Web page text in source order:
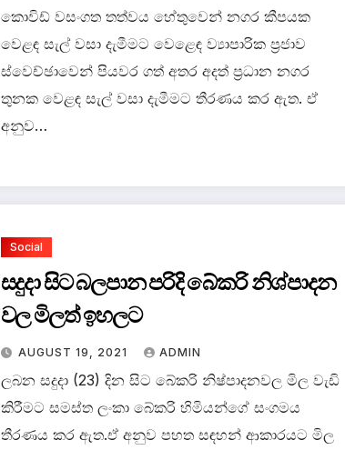
කොවිඩ් වසංගත තත්වය හේතුවෙන් නගර කීපයක
වෙළඳ සැල් වසා දැමීමට වෙළෙඳ ව්‍යාපාරික ප්‍රජාව
ස්වෙච්ඡාවෙන් පියවර ගත් අතර අදත් ප්‍රධාන නගර
තුනක වෙළඳ සැල් වසා දැමීමට තීරණය කර ඇත. ඒ
අනුව…
Social
සදුදා සිට බලපාන පරිදි බේකරි නිශ්පාදන
වල මිලත් ඉහලට
AUGUST 19, 2021 ADMIN
ලබන සදුදා (23) දින සිට බේකරි නිෂ්පාදනවල මිල වැඩි
කිරීමට සමස්ත ලංකා බේකරි හිමියන්ගේ සංගමය
තීරණය කර ඇත.ඒ අනුව පහත සඳහන් ආකාරයට මිල